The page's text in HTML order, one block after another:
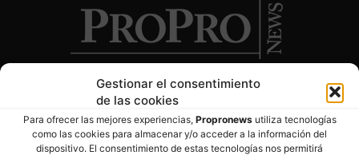
Gestionar el consentimiento
de las cookies
Para ofrecer las mejores experiencias, Propronewsutiliza tecnologías
como las cookies para almacenar y/o acceder a la información del
dispositivo. El consentimiento de estas tecnologías nos permitirá
SOBRE NOSOTROS
Director: José Mª Pagador- Subdirectora: Rosa Puch